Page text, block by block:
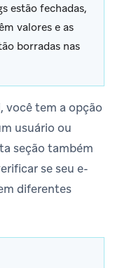
estão fechadas,
valores e as
borradas nas
você tem a opção
usuário ou
seção também
se seu e-
diferentes